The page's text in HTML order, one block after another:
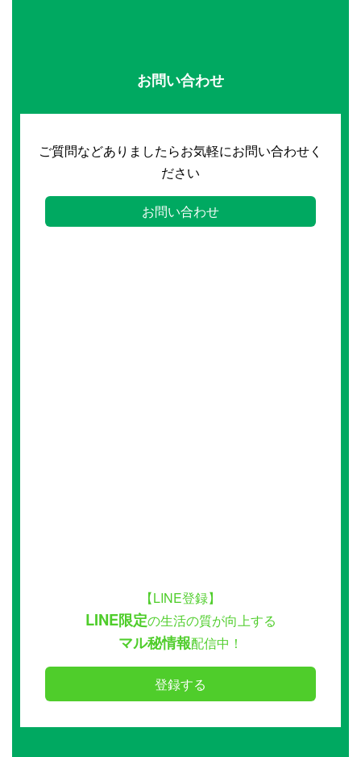
お問い合わせ
ご質問などありましたらお気軽にお問い合わせく
ださい
お問い合わせ
【LINE登録】
LINE限定の生活の質が向上する
マル秘情報配信中！
登録する